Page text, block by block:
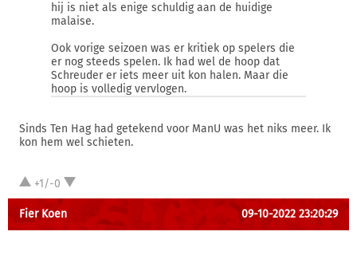
hij is niet als enige schuldig aan de huidige
malaise.
Ook vorige seizoen was er kritiek op spelers die
er nog steeds spelen. Ik had wel de hoop dat
Schreuder er iets meer uit kon halen. Maar die
hoop is volledig vervlogen.
Sinds Ten Hag had getekend voor ManU was het niks meer. Ik
kon hem wel schieten.
+1/-0
Fier Koen 09-10-2022 23:20:29